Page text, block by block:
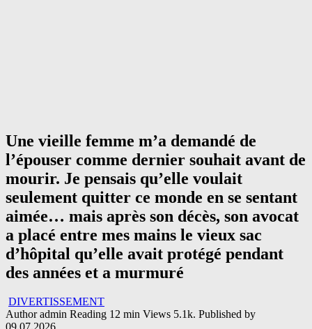
Une vieille femme m’a demandé de
l’épouser comme dernier souhait avant de
mourir. Je pensais qu’elle voulait
seulement quitter ce monde en se sentant
aimée… mais après son décès, son avocat
a placé entre mes mains le vieux sac
d’hôpital qu’elle avait protégé pendant
des années et a murmuré
DIVERTISSEMENT
Author admin Reading 12 min Views 5.1k. Published by